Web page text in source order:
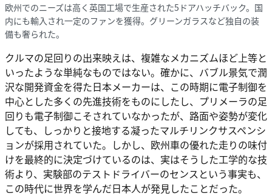
欧州でのニーズは高く英国工場で生産された5ドアハッチバック。国
内にも輸入され一定のファンを獲得。グリーンガラスなど独自の装
備も奢られた。
クルマの足回りの出来映えは、複雑なメカニズムほど上等と
いったような単純なものではない。確かに、バブル景気で潤
沢な開発資金を得た日本メーカーは、この時期に電子制御を
中心とした多くの先進技術をものにしたし、プリメーラの足
回りも電子制御こそされていなかったが、路面や姿勢が変化
しても、しっかりと接地する凝ったマルチリンクサスペンシ
ョンが採用されていた。しかし、欧州車の優れた走りの味付
けを最終的に決定づけているのは、実はそうした工学的な技
術より、実験部のテストドライバーのセンスという事実も、
この時代に世界を学んだ日本人が発見したことだった。